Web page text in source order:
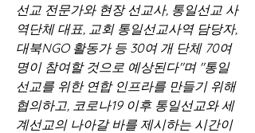
선교 전문가와 현장 선교사, 통일선교 사
역단체 대표, 교회 통일선교사역 담당자,
대북NGO 활동가 등 30여 개 단체 70여
명이 참여할 것으로 예상된다"며 "통일
선교를 위한 연합 인프라를 만들기 위해
협의하고, 코로나19 이후 통일선교와 세
계선교의 나아갈 바를 제시하는 시간이